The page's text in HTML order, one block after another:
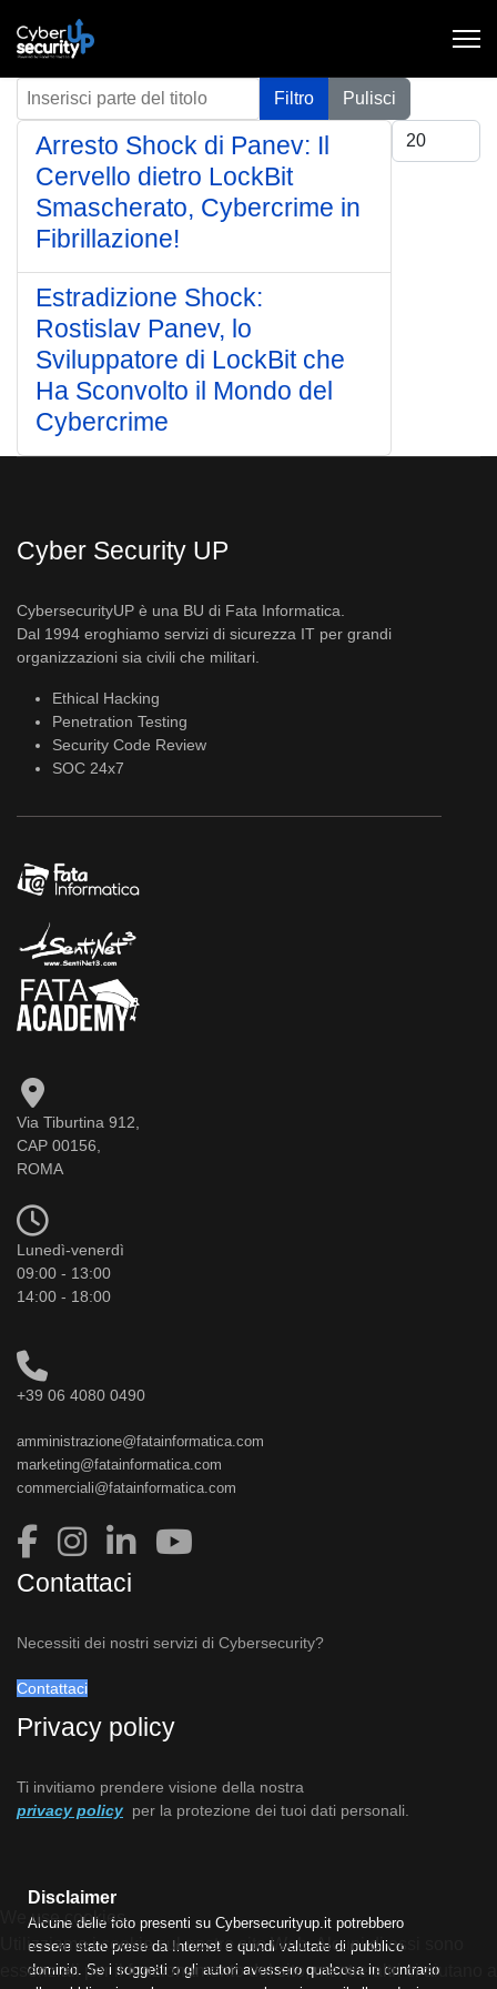
Inserisci parte del titolo Filtro
Pulisci
Visualizza #
Arresto Shock di Panev: Il
Cervello dietro LockBit
Smascherato, Cybercrime in
Fibrillazione!
Estradizione Shock:
Rostislav Panev, lo
Sviluppatore di LockBit che
Ha Sconvolto il Mondo del
Cybercrime
Cyber Security UP
CybersecurityUP è una BU di Fata Informatica.
Dal 1994 eroghiamo servizi di sicurezza IT per grandi
organizzazioni sia civili che militari.
Ethical Hacking
Penetration Testing
Security Code Review
SOC 24x7
Via Tiburtina 912,
CAP 00156,
ROMA
Lunedì-venerdì
09:00 - 13:00
14:00 - 18:00
+39 06 4080 0490
amministrazione@fatainformatica.com
marketing@fatainformatica.com
commerciali@fatainformatica.com
Contattaci
Necessiti dei nostri servizi di Cybersecurity?
Contattaci
Privacy policy
Ti invitiamo prendere visione della nostra
privacy policy per la protezione dei tuoi dati personali.
Disclaimer
Alcune delle foto presenti su Cybersecurityup.it potrebbero
essere state prese da Internet e quindi valutate di pubblico
dominio. Se i soggetti o gli autori avessero qualcosa in contrario
We use cookies
Utilizziamo i cookie sul nostro sito Web. Alcuni di essi sono
essenziali per il funzionamento del sito, mentre altri ci aiutano a